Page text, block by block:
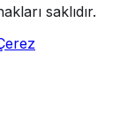
saklıdır.